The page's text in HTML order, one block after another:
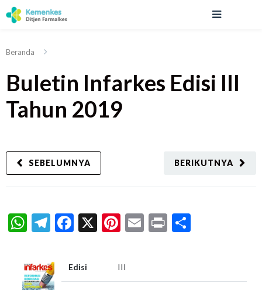
Beranda
Buletin Infarkes Edisi III
Tahun 2019
BERIKUTNYA
SEBELUMNYA
WhatsApp
Telegram
Facebook
X Pinterest
Email
Print
Edisi III